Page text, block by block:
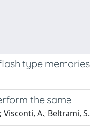
type memories
the same
Visconti, A.; Beltrami, S.